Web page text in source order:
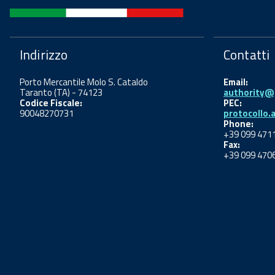
Indirizzo
Porto Mercantile Molo S. Cataldo
Taranto (TA) - 74123
Codice Fiscale:
90048270731
Contatti
Email:
PEC:
Phone:
+39 099
Fax:
+39 099